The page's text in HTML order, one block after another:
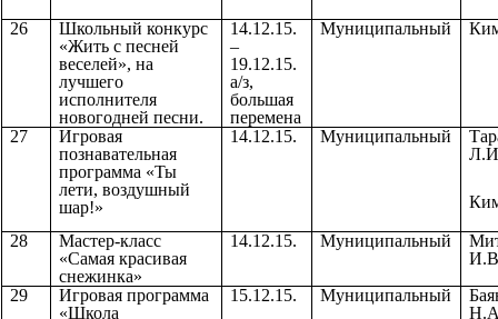
26
Школьный конкурс
«Жить с песней
веселей», на
лучшего
исполнителя
новогодней песни.
14.12.15.
–
19.12.15.
а/з,
большая
перемена
Муниципальный
27
Игровая
познавательная
программа «Ты
лети, воздушный
шар!»
14.12.15. Муниципальный
28
Мастер-класс
«Самая красивая
снежинка»
14.12.15. Муниципальный
29
Игровая программа
«Школа
15.12.15. Муниципальный